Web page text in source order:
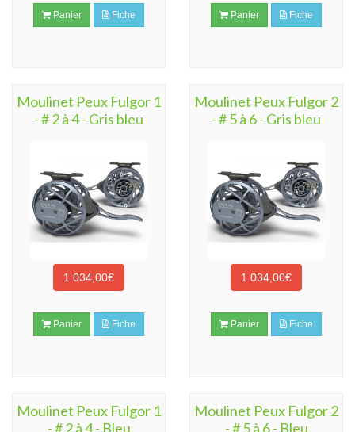
Panier Fiche Panier Fiche
Moulinet Peux Fulgor 1
- # 2 à 4 - Gris bleu
1 034,00€
Panier Fiche
Moulinet Peux Fulgor 2
- # 5 à 6 - Gris bleu
1 034,00€
Panier Fiche
Moulinet Peux Fulgor 1
- # 2 à 4 - Bleu
Moulinet Peux Fulgor 2
- # 5 à 6 - Bleu